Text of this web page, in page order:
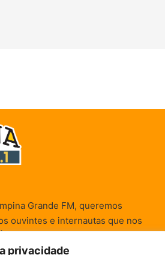
privacidade
Grande FM, queremos
ouvintes e internautas que nos
para vocês que a Rádio existe e por
(informativas, de entretenimento,